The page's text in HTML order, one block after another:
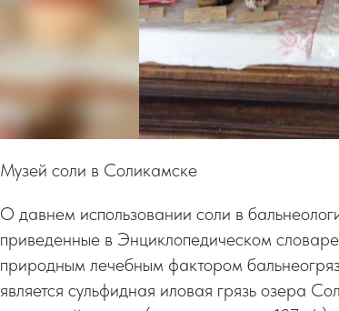
Музей соли в Соликамске
О давнем использовании соли в
приведенные в Энциклопедическом
природным лечебным фактором
является сульфидная иловая грязь озера